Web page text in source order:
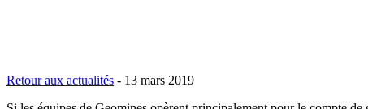
Retour aux actualités - 13 mars 2019